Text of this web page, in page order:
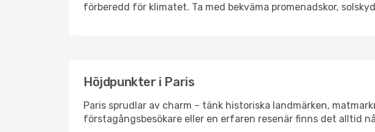
förberedd för klimatet. Ta med bekväma promenadskor,
Höjdpunkter i Paris
Paris sprudlar av charm – tänk historiska landmärken,
förstagångsbesökare eller en erfaren resenär finns det alltid